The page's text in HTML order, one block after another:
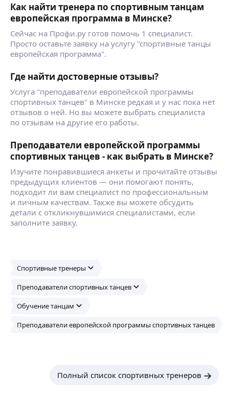
Как найти тренера по спортивным танцам
европейская программа в Минске?
Сейчас на Профи.ру готов помочь 1 специалист.
Просто оставьте заявку на услугу "спортивные танцы
европейская программа".
Где найти достоверные отзывы?
Услуга "преподаватели европейской программы
спортивных танцев" в Минске редкая и у нас пока нет
отзывов о ней. Но вы можете выбрать специалиста
по отзывам на другие его работы.
Преподаватели европейской программы
спортивных танцев - как выбрать в Минске?
Изучите понравившиеся анкеты и прочитайте отзывы
предыдущих клиентов — они помогают понять,
подходит ли вам специалист по профессиональным
и личным качествам. Также вы можете обсудить
детали с откликнувшимися специалистами, если
заполните заявку.
Спортивные тренеры
Преподаватели спортивных танцев
Обучение танцам
Преподаватели европейской программы спортивных танцев
Полный список спортивных тренеров